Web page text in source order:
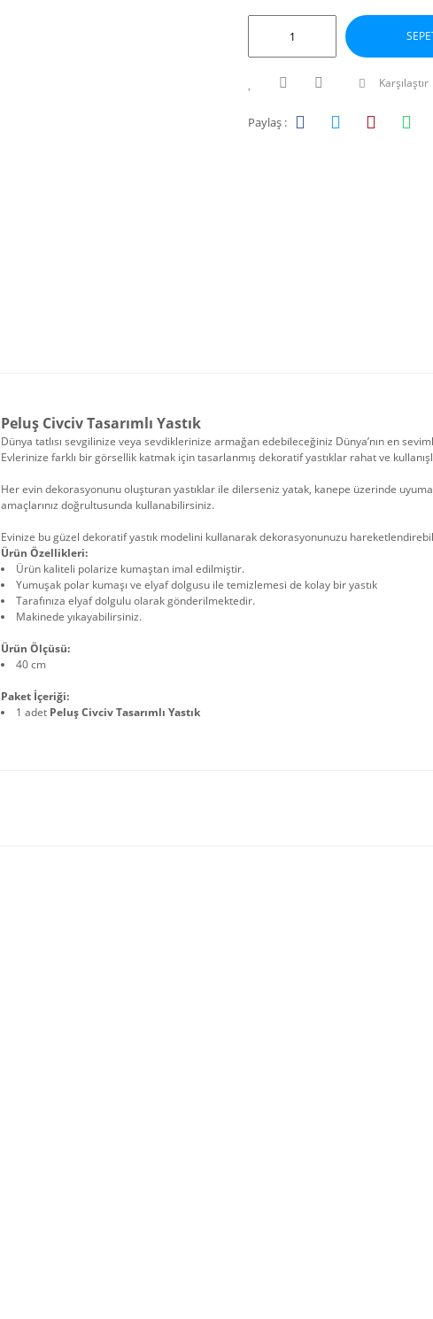
Karşılaştır
Paylaş :
Peluş Civciv Tasarımlı Yastık
Dünya tatlısı sevgilinize veya sevdiklerinize armağan edebileceğiniz Dünya’nın en
Evlerinize farklı bir görsellik katmak için tasarlanmış dekoratif yastıklar rahat ve
Her evin dekorasyonunu oluşturan yastıklar ile dilerseniz yatak, kanepe üzerinde
amaçlarınız doğrultusunda kullanabilirsiniz.
Evinize bu güzel dekoratif yastık modelini kullanarak dekorasyonunuzu
Ürün Özellikleri:
Ürün kaliteli polarize kumaştan imal edilmiştir.
Yumuşak polar kumaşı ve elyaf dolgusu ile temizlemesi de kolay bir yastık
Tarafınıza elyaf dolgulu olarak gönderilmektedir.
Makinede yıkayabilirsiniz.
Ürün Ölçüsü:
40 cm
Paket İçeriği:
1 adet Peluş Civciv Tasarımlı Yastık